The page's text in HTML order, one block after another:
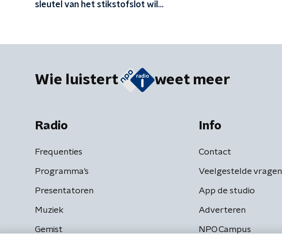
sleutel van het stikstofslot wil
Wie luistert weet meer
Radio
Frequenties
Programma's
Presentatoren
Muziek
Gemist
Info
Contact
Veelgestelde vragen
App de studio
Adverteren
NPO Campus